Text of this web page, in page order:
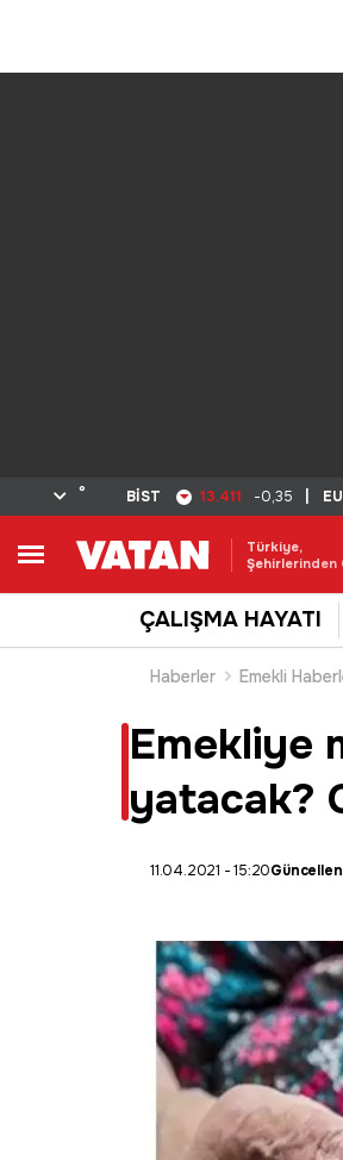
° BİST 13.411 -0,35
Türkiye,
Şehirlerinden
ÇALIŞMA HAYATI
Haberler Emekli
Emekliye
yatacak?
11.04.2021 - 15:20